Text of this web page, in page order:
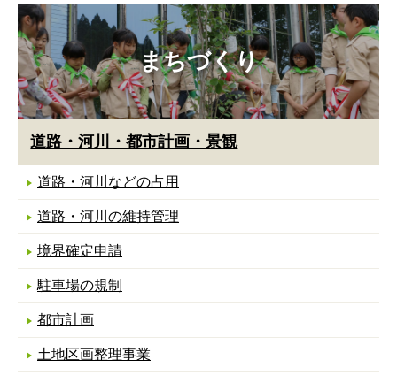
まちづくり
道路・河川・都市計画・景観
道路・河川などの占用
道路・河川の維持管理
境界確定申請
駐車場の規制
都市計画
土地区画整理事業